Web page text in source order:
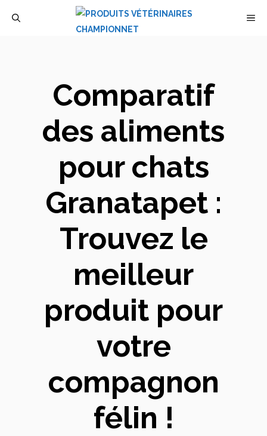
Comparatif
des aliments
pour chats
Granatapet :
Trouvez le
meilleur
produit pour
votre
compagnon
félin !